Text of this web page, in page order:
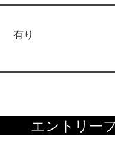
有り
ントリ